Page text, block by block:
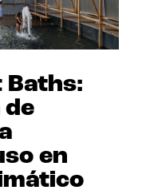
Baths:
de
en